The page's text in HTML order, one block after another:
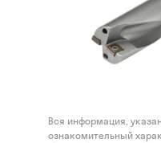
Вся информация,
ознакомительный